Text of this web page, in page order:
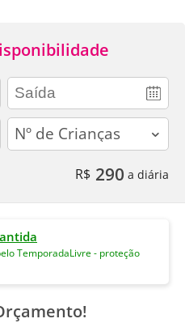
children
R$ 290 a diária
TemporadaLivre - proteção